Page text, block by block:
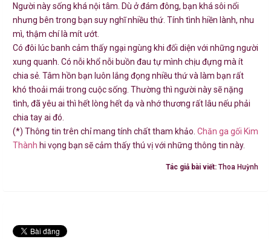
Người này sống khá nội tâm. Dù ở đám đông, bạn khá sôi nổi
nhưng bên trong bạn suy nghĩ nhiều thứ. Tính tình hiền lành, nhu
mì, thậm chí là mít ướt.
Có đôi lúc banh cảm thấy ngại ngùng khi đối diện với những người
xung quanh. Có nỗi khổ nỗi buồn đau tự mình chịu đựng mà ít
chia sẻ. Tâm hồn bạn luôn lắng đọng nhiều thứ và làm bạn rất
khó thoải mái trong cuộc sống. Thường thì người này sẽ nặng
tình, đã yêu ai thì hết lòng hết dạ và nhớ thương rất lâu nếu phải
chia tay ai đó.
(*) Thông tin trên chỉ mang tính chất tham khảo. Chăn ga gối Kim
Thành hi vọng bạn sẽ cảm thấy thú vị với những thông tin này.
Tác giả bài viết: Thoa Huỳnh